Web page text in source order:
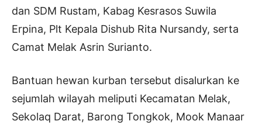
dan SDM Rustam, Kabag Kesrasos Suwila
Erpina, Plt Kepala Dishub Rita Nursandy, serta
Camat Melak Asrin Surianto.
Bantuan hewan kurban tersebut disalurkan ke
sejumlah wilayah meliputi Kecamatan Melak,
Sekolaq Darat, Barong Tongkok, Mook Manaar